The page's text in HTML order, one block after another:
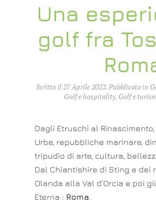
Una
golf fra
Scritto il27 Aprile 2022. Pubblicato in
Golf e hospitality, Golf e
Dagli Etruschi al
Urbe, repubbliche marinare,
tripudio di arte, cultura,
Dal Chiantishire di Sting e dei
Olanda alla Val d’Orcia e poi
Eterna : Roma.